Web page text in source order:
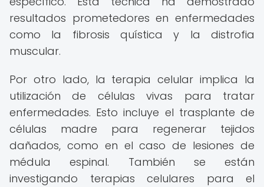
resultados prometedores en enfermedades
como la fibrosis quística y la distrofia
muscular.
Por otro lado, la terapia celular implica la
utilización de células vivas para tratar
enfermedades. Esto incluye el trasplante de
células madre para regenerar tejidos
dañados, como en el caso de lesiones de
médula espinal. También se están
investigando terapias celulares para el